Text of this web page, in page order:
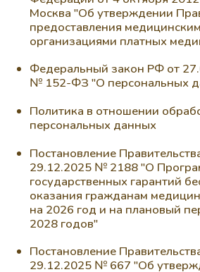
Постановление Правительства РФ от
29.12.2025 № 2188 "О Программе
государственных гарантий бесплатного
оказания гражданам медицинской помощи
на 2026 год и на плановый период 2027 и
Постановление Правительства РБ от
29.12.2025 № 667 "Об утверждении
бесплатного оказания гражданам
медицинской помощи на 2026 год и на
плановый период 2027 и 2028 годов"